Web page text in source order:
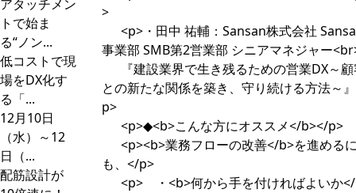
アタッチメン
トで始ま
る“ノン...
低コストで現
場をDX化す
る「...
12月10日
（水）～12
日（...
配筋設計が
>
<p>・田中 祐輔：Sansan株式会社
事業部 SMB第2営業部 シニアマネジャー
『建設業界で生き残るための営業DX～
との新たな関係を築き、守り続ける方法～
p>
<p>◆<b>こんな方にオススメ</b></p>
<p><b>業務フローの改善</b>を進める
も、</p>
<p> ・<b>何から手を付ければよいか